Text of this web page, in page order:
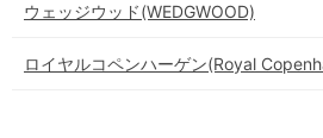
ウェッジウッド(WEDGWOOD)
ロイヤルコペンハーゲン(Royal